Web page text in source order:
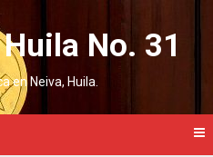
No. 31
en Neiva, Huila.